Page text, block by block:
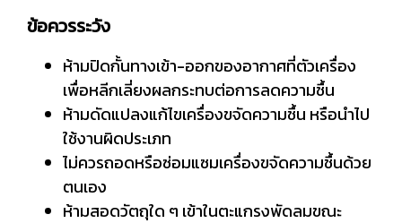
ข้อควรระวัง
ห้ามปิดกั้นทางเข้า-ออกของอากาศที่ตัวเครื่อง
เพื่อหลีกเลี่ยงผลกระทบต่อการลดความชื้น
ห้ามดัดแปลงแก้ไขเครื่องขจัดความชื้น หรือนำไป
ใช้งานผิดประเภท
ไม่ควรถอดหรือซ่อมแซมเครื่องขจัดความชื้นด้วย
ตนเอง
ห้ามสอดวัตถุใด ๆ เข้าในตะแกรงพัดลมขณะ